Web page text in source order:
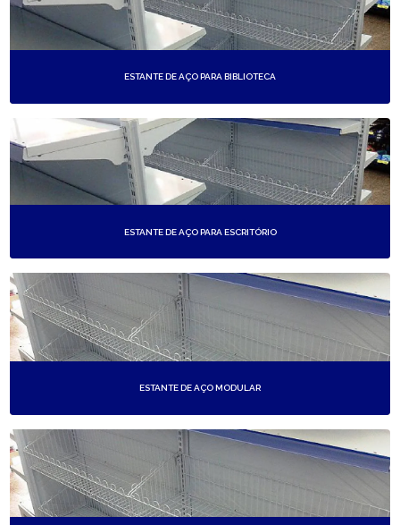
ESTANTE DE AÇO PARA BIBLIOTECA
ESTANTE DE AÇO PARA ESCRITÓRIO
ESTANTE DE AÇO MODULAR